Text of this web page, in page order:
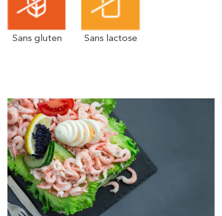
Sans gluten Sans lactose